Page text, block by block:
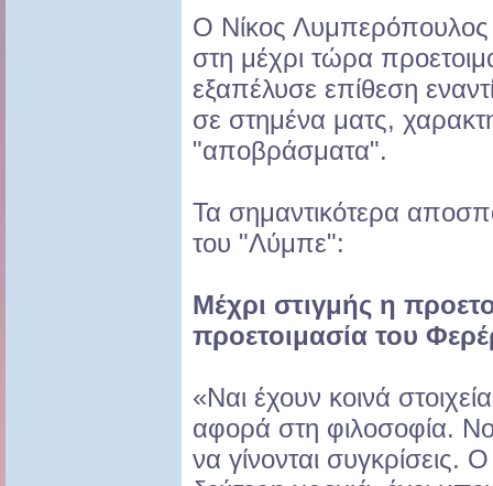
Ο Νίκος
στη μέχρι τώρα
εξαπέλυσε επίθεση
σε στημένα ματς,
"αποβράσματα".
Τα σημαντικότερα
του "Λύμπε":
Μέχρι στιγμής η
προετοιμασία του
«Ναι έχουν κοινά
αφορά στη φιλοσοφία.
να γίνονται συγκρίσεις.